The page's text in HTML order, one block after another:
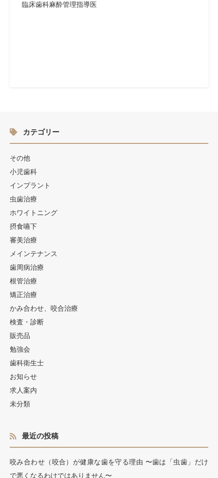
臨床歯科麻酔管理指導医
カテゴリー
その他
小児歯科
インプラント
虫歯治療
ホワイトニング
摂食嚥下
審美治療
メインテナンス
歯周病治療
根管治療
矯正治療
かみ合わせ、咬合治療
検査・診断
販売品
勉強会
歯科衛生士
お知らせ
求人案内
未分類
最近の投稿
咬み合わせ（咬合）が健康な歯を守る理由 〜歯は「虫歯」だけ
で悪くなるわけではありません〜